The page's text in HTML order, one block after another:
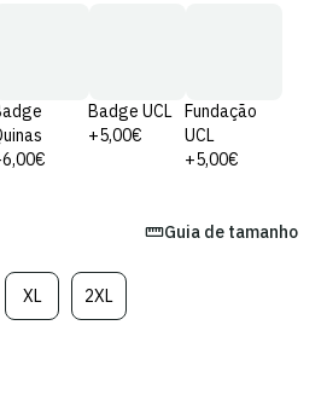
Badge UCL
+5,00€
Fundação
UCL
+5,00€
Guia de tamanho
XLVariante
Esgotada
2XLVariante
Esgotada